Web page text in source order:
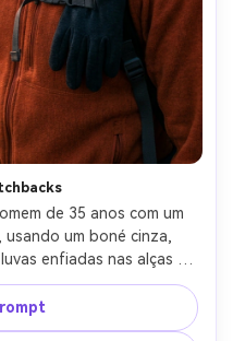
de 35 anos com um
um boné cinza,
enfiadas nas alças da
acima de um vale ao
com iluminação suave
bokeh nítido, molduras do